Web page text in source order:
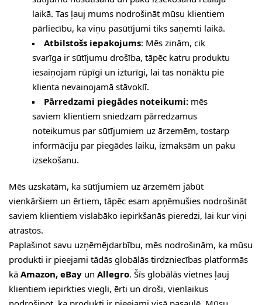
laikā. Tas ļauj mums nodrošināt mūsu klientiem
pārliecību, ka viņu pasūtījumi tiks saņemti laikā.
Atbilstošs iepakojums: Mēs zinām, cik
svarīga ir sūtījumu drošība, tāpēc katru produktu
iesaiņojam rūpīgi un izturīgi, lai tas nonāktu pie
klienta nevainojamā stāvoklī.
Pārredzami piegādes noteikumi: mēs
saviem klientiem sniedzam pārredzamus
noteikumus par sūtījumiem uz ārzemēm, tostarp
informāciju par piegādes laiku, izmaksām un paku
izsekošanu.
Mēs uzskatām, ka sūtījumiem uz ārzemēm jābūt
vienkāršiem un ērtiem, tāpēc esam apņēmušies nodrošināt
saviem klientiem vislabāko iepirkšanās pieredzi, lai kur viņi
atrastos.
Paplašinot savu uzņēmējdarbību, mēs nodrošinām, ka mūsu
produkti ir pieejami tādās globālās tirdzniecības platformās
kā Amazon, eBay un Allegro. Šīs globālās vietnes ļauj
klientiem iepirkties viegli, ērti un droši, vienlaikus